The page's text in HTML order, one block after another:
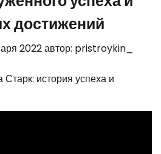
достижений
2022автор: pristroykin_